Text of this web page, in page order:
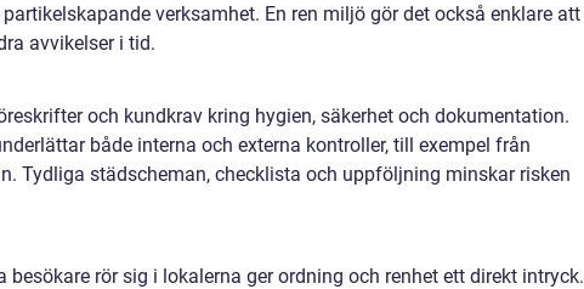
verksamhet. En ren miljö gör det också enklare att
avvikelser i tid.
och kundkrav kring hygien, säkerhet och dokumentation.
både interna och externa kontroller, till exempel från
Tydliga städscheman, checklista och uppföljning minskar risken
besökare rör sig i lokalerna ger ordning och renhet ett direkt intryck.